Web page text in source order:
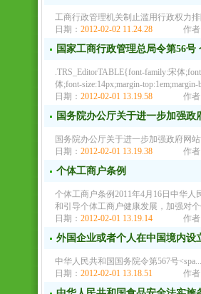
工商行政管理机关制止滥用行政权力排
日期： 2012-02-02 11.24.28 作
国家工商行政管理总局令第56
.TRS_EditorTABLE{font-family:宋体
体;font-size:14px;margin-top:1em;margin-
日期： 2012-02-01 13.19.58 作
国务院办公厅关于进一步加强政
国务院办公厅关于进一步加强政府网
日期： 2012-02-01 13.19.38 作
个体工商户条例
个体工商户条例2011年4月16日中华
和引导个体工商户健康发展，加强对
日期： 2012-02-01 13.19.14 作
外国企业或者个人在中国境内设
中华人民共和国国务院令第567号<spa...
日期： 2012-02-01 13.18.51 作